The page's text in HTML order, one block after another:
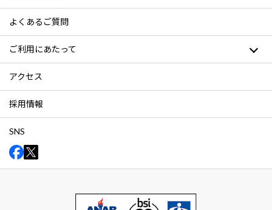
よくあるご質問
ご利用にあたって
アクセス
採用情報
SNS